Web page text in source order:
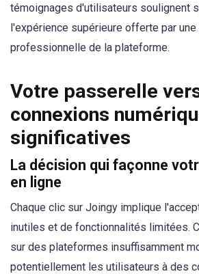
témoignages d'utilisateurs soulignent
l'expérience supérieure offerte par
professionnelle de la plateforme.
Votre passerelle
connexions
significatives
La décision qui façonne
en ligne
Chaque clic sur Joingy implique
inutiles et de fonctionnalités limitées.
sur des plateformes insuffisamment
potentiellement les utilisateurs à des